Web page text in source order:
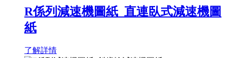
R係列減速機圖紙_直連臥式減速機圖
紙
了解詳情